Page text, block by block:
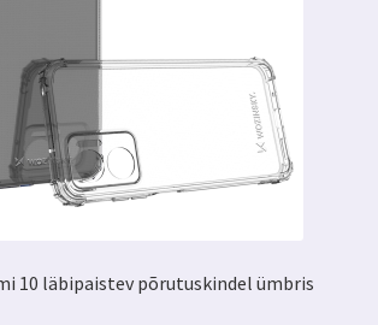
10 läbipaistev põrutuskindel ümbris